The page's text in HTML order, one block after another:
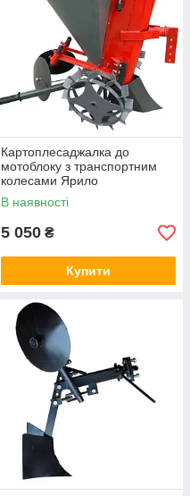
Картоплесаджалка до
мотоблоку з транспортним
колесами Ярило
В наявності
5 050 ₴
Купити